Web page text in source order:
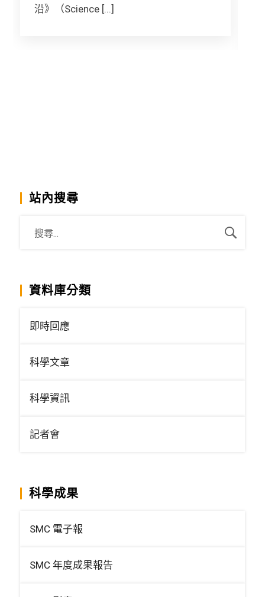
沿》（Science [...]
站內搜尋
資料庫分類
即時回應
科學文章
科學資訊
記者會
科學成果
SMC 電子報
SMC 年度成果報告